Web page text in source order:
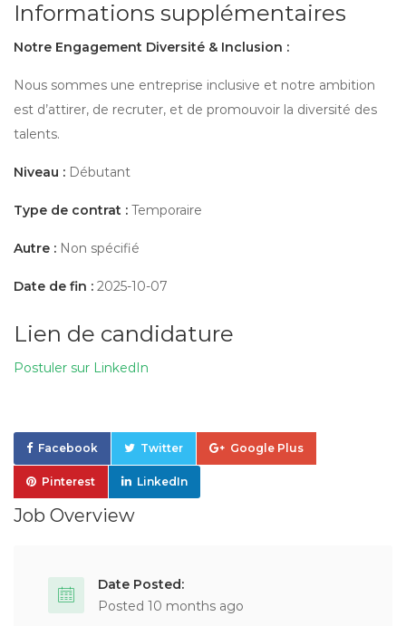
Informations supplémentaires
Notre Engagement Diversité & Inclusion :
Nous sommes une entreprise inclusive et notre ambition
est d’attirer, de recruter, et de promouvoir la diversité des
talents.
Niveau : Débutant
Type de contrat : Temporaire
Autre : Non spécifié
Date de fin : 2025-10-07
Lien de candidature
Postuler sur LinkedIn
Facebook Twitter Google Plus
Pinterest LinkedIn
Job Overview
Date Posted:
Posted 10 months ago